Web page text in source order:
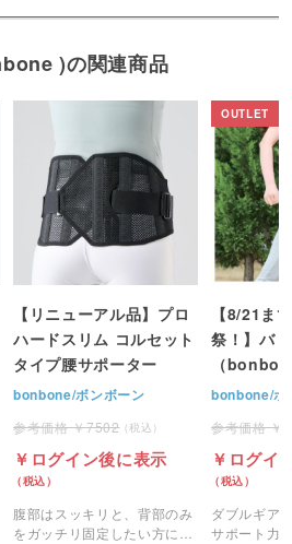
)の関連商品
【リニューアル品】プロ
ハードスリム コルセット
タイプ腰サポーター
bonbone/ボンボーン
7502
ログイン後に表示
腹部はスッキリと、背部のみ
をガッチリ固定したい方にお
【8/21ま
祭！】バ
（
bonbone/ボ
ログイ
ダブルギア
サポート力